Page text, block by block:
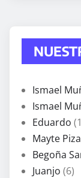
Ismael
Ismael
Eduardo
Mayte
Begoña
Juanjo (6)